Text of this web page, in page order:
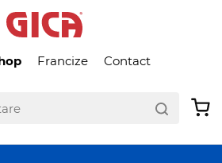
Francize Contact